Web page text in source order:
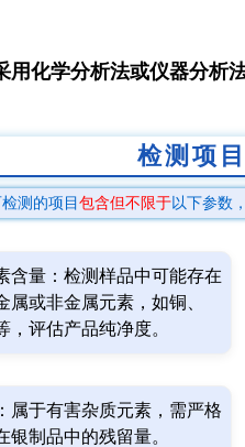
化学分析法或仪器分
检测项
测的项目 包含但不限于以下参数
含量：检测样品中可能存在
属或非金属元素，如铜、
，评估产品纯净度。
属于有害杂质元素，需严格
银制品中的残留量。